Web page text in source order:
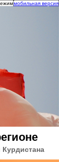
мобильная версия